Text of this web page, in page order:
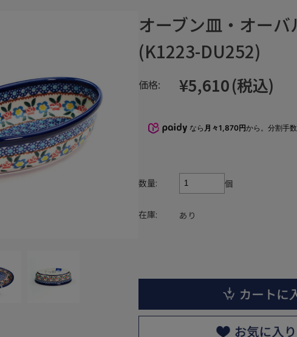
オーブン皿・オーバ
(K1223-DU252)
価格: ¥5,610(税込)
なら 月々1,870円から。分割手
数量: 個
在庫: あり